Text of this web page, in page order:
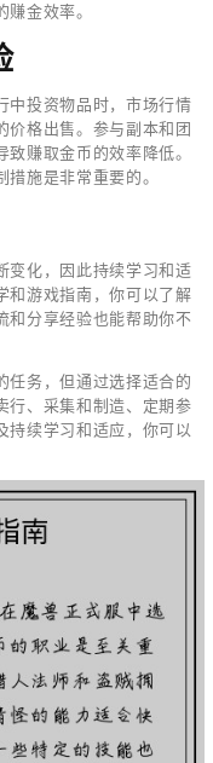
金效率。
中投资物品时，市场行情
价格出售。参与副本和团
赚取金币的效率降低。
施是非常重要的。
变化，因此持续学习和适
和游戏指南，你可以了解
和分享经验也能帮助你不
任务，但通过选择适合的
行、采集和制造、定期参
持续学习和适应，你可以